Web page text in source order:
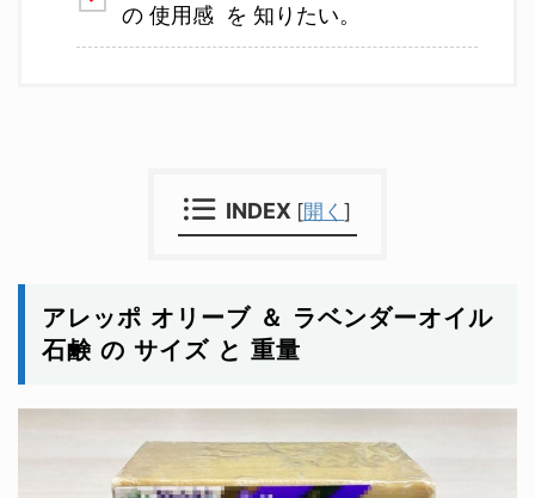
の 使用感 を 知りたい。
INDEX [開く ]
アレッポ オリーブ ＆ ラベンダーオイル
石鹸 の サイズ と 重量